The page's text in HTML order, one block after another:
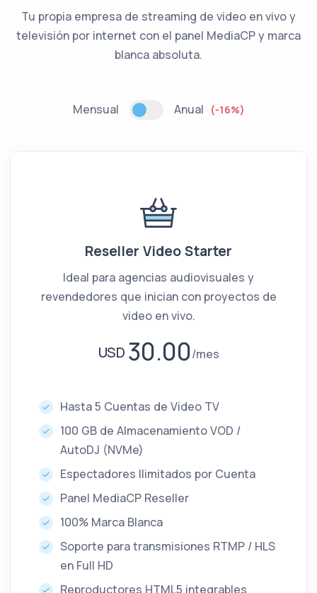
Tu propia empresa de streaming de video en vivo y
televisión por internet con el panel MediaCP y marca
blanca absoluta.
Mensual Anual (-16%)
Reseller Video Starter
Ideal para agencias audiovisuales y
revendedores que inician con proyectos de
video en vivo.
USD 30.00 mes
Hasta 5 Cuentas de Video TV
100 GB de Almacenamiento VOD /
AutoDJ (NVMe)
Espectadores Ilimitados por Cuenta
Panel MediaCP Reseller
100% Marca Blanca
Soporte para transmisiones RTMP / HLS
en Full HD
Reproductores HTML5 integrables